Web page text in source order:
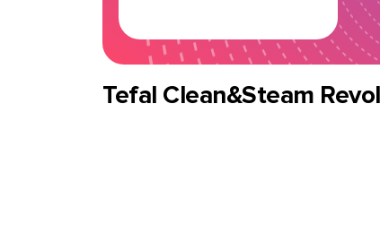
Tefal Clean&Steam